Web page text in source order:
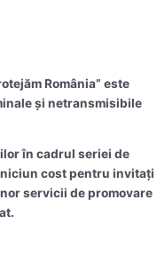
România” este
și netransmisibile
în cadrul seriei de
cost pentru invitați
servicii de promovare